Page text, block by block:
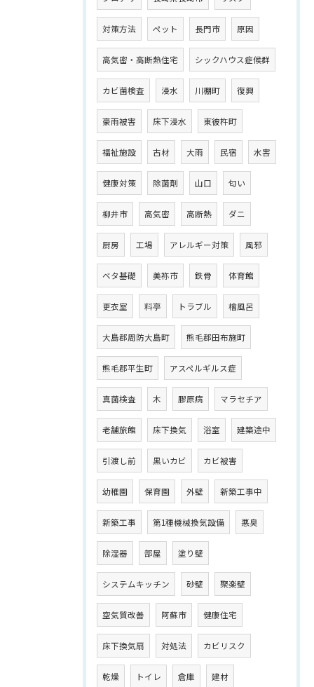
対策方法 ペット 長門市 原因
高気密・高断熱住宅 シックハウス症候群
カビ菌検査 浸水 川棚町 復興
豪雨被害 床下浸水 東彼杵町
福祉施設 古材 大雨 民宿 水害
健康対策 除菌剤 山口 匂い
柳井市 高気密 高断熱 ダニ
厨房 工場 アレルギー対策 風邪
ベタ基礎 美祢市 鉄骨 体育館
更衣室 料亭 トラブル 檜風呂
大島郡周防大島町 熊毛郡田布施町
熊毛郡平生町 アスペルギルス症
真菌検査 木 膠原病 マラセチア
老舗旅館 床下換気 浴室 建築途中
引渡し前 黒いカビ カビ被害
幼稚園 保育園 外壁 新築工事中
新築工事 第1種機械換気設備 悪臭
除湿器 部屋 塗り壁
システムキッチン 砂壁 聚楽壁
空気質改善 阿蘇市 健康住宅
床下換気扇 対処法 カビリスク
乾燥 トイレ 倉庫 建材